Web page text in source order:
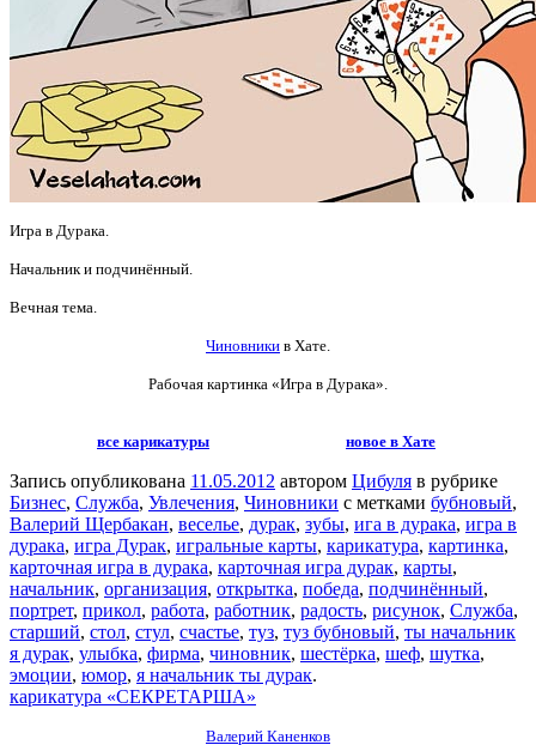
Игра в Дурака.
Начальник и подчинённый.
Вечная тема.
Чиновники в Хате.
Рабочая картинка «Игра в Дурака».
все карикатуры новое в Хате
Запись опубликована 11.05.2012 автором Цибуля в рубрике
Бизнес, Служба, Увлечения, Чиновники с метками бубновый,
Валерий Щербакан, веселье, дурак, зубы, ига в дурака, игра в
дурака, игра Дурак, игральные карты, карикатура, картинка,
карточная игра в дурака, карточная игра дурак, карты,
начальник, организация, открытка, победа, подчинённый,
портрет, прикол, работа, работник, радость, рисунок, Служба,
старший, стол, стул, счастье, туз, туз бубновый, ты начальник
я дурак, улыбка, фирма, чиновник, шестёрка, шеф, шутка,
эмоции, юмор, я начальник ты дурак.
карикатура «СЕКРЕТАРША»
Валерий Каненков